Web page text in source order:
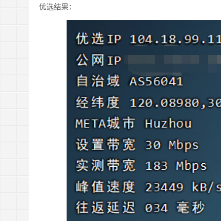
优选结果：